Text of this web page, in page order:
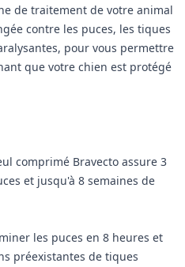
de traitement de votre animal
contre les puces, les tiques
pour vous permettre
que votre chien est protégé
comprimé Bravecto assure 3
et jusqu'à 8 semaines de
les puces en 8 heures et
préexistantes de tiques